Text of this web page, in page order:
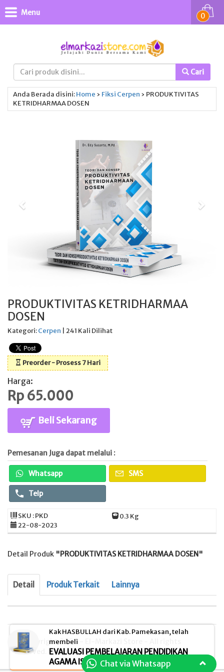
Cari
0
Menu
Anda Berada disini:Home › Fiksi Cerpen › PRODUKTIVITAS
KETRIDHARMAA DOSEN
PRODUKTIVITAS KETRIDHARMAA
DOSEN
Kategori:Cerpen | 241 Kali Dilihat
Preorder - Prosess 7 Hari
Harga:
Rp 65.000
Beli Sekarang
Pemesanan Juga dapat melalui :
Whatsapp SMS
Telp
SKU : PKD
0.3 Kg
22-08-2023
Detail Produk "PRODUKTIVITAS KETRIDHARMAA DOSEN"
Detail Produk Terkait Lainnya
© Copyright 2026 - El-Markazi Store - All rights
reserved.
Chat via Whatsapp
Kak HASBULLAH dari Kab. Pamekasan, telah
membeli
EVALUASI PEMBELAJARAN PENDIDIKAN
AGAMA ISLAM (PAI)